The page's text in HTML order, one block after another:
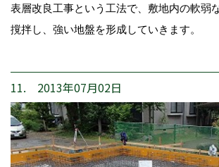
表層改良工事という工法で、敷地内の軟弱
撹拌し、強い地盤を形成していきます。
11. 2013年07月02日